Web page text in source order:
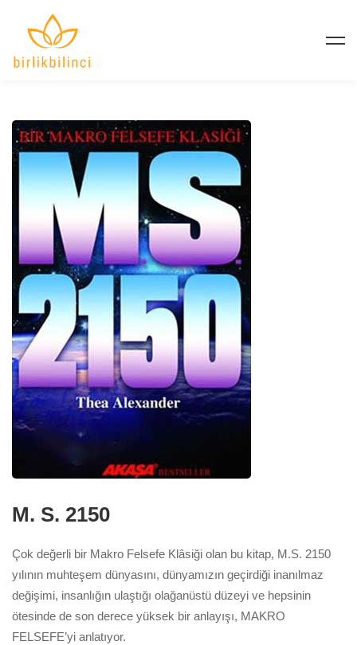
M. S. 2150
Çok değerli bir Makro Felsefe Klâsiği olan bu kitap, M.S. 2150
yılının muhteşem dünyasını, dünyamızın geçirdiği inanılmaz
değişimi, insanlığın ulaştığı olağanüstü düzeyi ve hepsinin
ötesinde de son derece yüksek bir anlayışı, MAKRO
FELSEFE’yi anlatıyor.